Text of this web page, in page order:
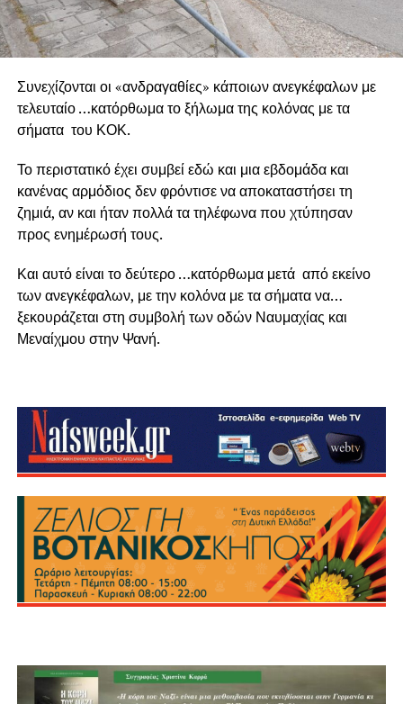
Συνεχίζονται οι «ανδραγαθίες» κάποιων ανεγκέφαλων με
τελευταίο …κατόρθωμα το ξήλωμα της κολόνας με τα
σήματα του ΚΟΚ.
Το περιστατικό έχει συμβεί εδώ και μια εβδομάδα και
κανένας αρμόδιος δεν φρόντισε να αποκαταστήσει τη
ζημιά, αν και ήταν πολλά τα τηλέφωνα που χτύπησαν
προς ενημέρωσή τους.
Και αυτό είναι το δεύτερο …κατόρθωμα μετά από εκείνο
των ανεγκέφαλων, με την κολόνα με τα σήματα να…
ξεκουράζεται στη συμβολή των οδών Ναυμαχίας και
Μεναίχμου στην Ψανή.